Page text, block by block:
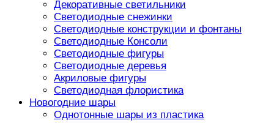
Декоративные светильники
Светодиодные снежинки
Светодиодные конструкции и фонтаны
Светодиодные Консоли
Светодиодные фигуры
Светодиодные деревья
Акриловые фигуры
Светодиодная флористика
Новогодние шары
Однотонные шары из пластика